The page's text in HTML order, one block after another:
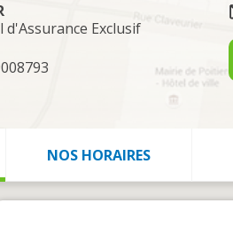
d'Assurance Exclusif
NOS HORAIRES